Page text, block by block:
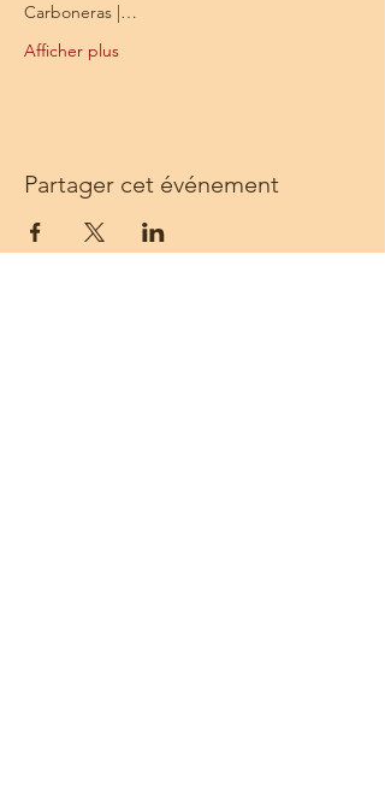
Carboneras |…
Afficher plus
Partager cet événement